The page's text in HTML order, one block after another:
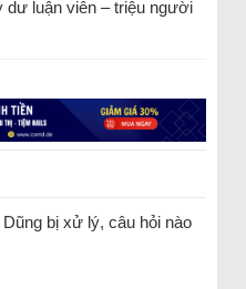
dư luận viên – triệu người
bị xử lý, câu hỏi nào